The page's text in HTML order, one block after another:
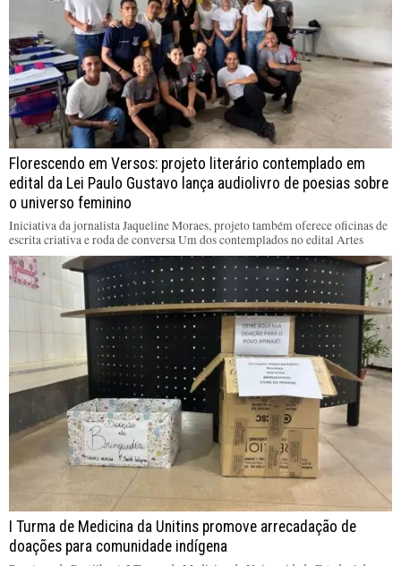
Florescendo em Versos: projeto literário contemplado em
edital da Lei Paulo Gustavo lança audiolivro de poesias sobre
o universo feminino
Iniciativa da jornalista Jaqueline Moraes, projeto também oferece oficinas de
escrita criativa e roda de conversa Um dos contemplados no edital Artes
I Turma de Medicina da Unitins promove arrecadação de
doações para comunidade indígena